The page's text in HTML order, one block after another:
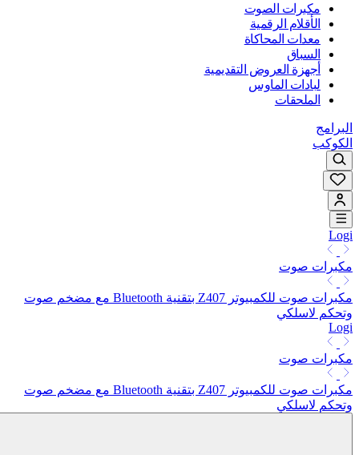
مكبرات الصوت
الأقلام الرقمية
معدات المحاكاة
السباق
أجهزة العروض التقديمية
لبادات الماوس
الملحقات
البرامج
الكوكب
Logi
مكبرات صوت
مكبرات صوت للكمبيوتر Z407 بتقنية Bluetooth مع مضخم صوت
وتحكم لاسلكي
Logi
مكبرات صوت
مكبرات صوت للكمبيوتر Z407 بتقنية Bluetooth مع مضخم صوت
وتحكم لاسلكي